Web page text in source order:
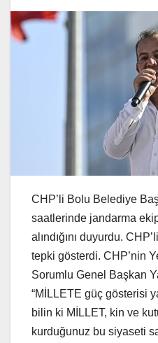
CHP’li Bolu Belediye
saatlerinde jandarma
alındığını duyurdu.
tepki gösterdi. CHP’nin
Sorumlu Genel Başkan
“MİLLETE güç gösterisi
bilin ki MİLLET, kin ve
kurduğunuz bu siyaseti